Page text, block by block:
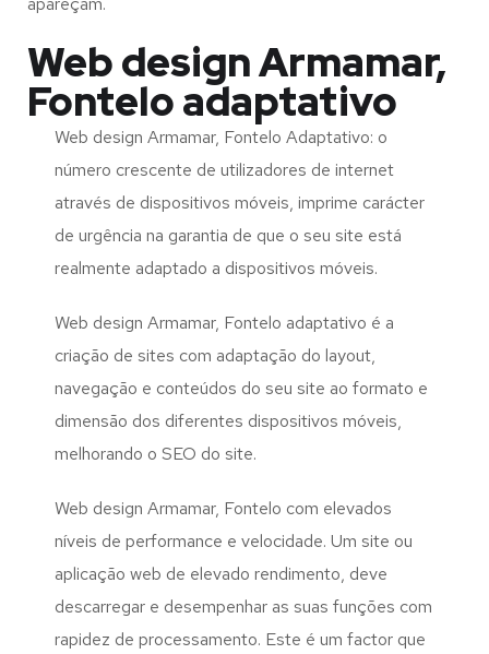
Web design Armamar,
Fontelo adaptativo
Web design Armamar, Fontelo Adaptativo: o
número crescente de utilizadores de internet
através de dispositivos móveis, imprime carácter
de urgência na garantia de que o seu site está
realmente adaptado a dispositivos móveis.
Web design Armamar, Fontelo adaptativo é a
criação de sites com adaptação do layout,
navegação e conteúdos do seu site ao formato e
dimensão dos diferentes dispositivos móveis,
melhorando o SEO do site.
Web design Armamar, Fontelo com elevados
níveis de performance e velocidade. Um site ou
aplicação web de elevado rendimento, deve
descarregar e desempenhar as suas funções com
rapidez de processamento. Este é um factor que